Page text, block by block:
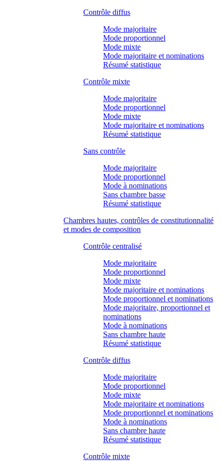
Contrôle diffus
Mode majoritaire
Mode proportionnel
Mode mixte
Mode majoritaire et nominations
Résumé statistique
Contrôle mixte
Mode majoritaire
Mode proportionnel
Mode mixte
Mode majoritaire et nominations
Résumé statistique
Sans contrôle
Mode majoritaire
Mode proportionnel
Mode à nominations
Sans chambre basse
Résumé statistique
Chambres hautes, contrôles de constitutionnalité
et modes de composition
Contrôle centralisé
Mode majoritaire
Mode proportionnel
Mode mixte
Mode majoritaire et nominations
Mode proportionnel et nominations
Mode majoritaire, proportionnel et
nominations
Mode à nominations
Sans chambre haute
Résumé statistique
Contrôle diffus
Mode majoritaire
Mode proportionnel
Mode mixte
Mode majoritaire et nominations
Mode proportionnel et nominations
Mode à nominations
Sans chambre haute
Résumé statistique
Contrôle mixte